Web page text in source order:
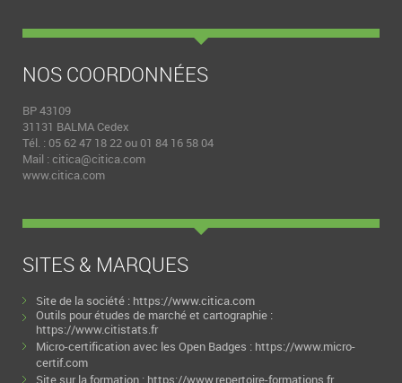
NOS COORDONNÉES
BP 43109
31131 BALMA Cedex
Tél. : 05 62 47 18 22 ou 01 84 16 58 04
Mail : citica@citica.com
www.citica.com
SITES & MARQUES
Site de la société : https://www.citica.com
Outils pour études de marché et cartographie :
https://www.citistats.fr
Micro-certification avec les Open Badges : https://www.micro-
certif.com
Site sur la formation : https://www.repertoire-formations.fr